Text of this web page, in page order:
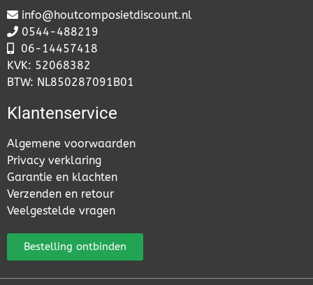
info@houtcomposietdiscount.nl
0544-488219
06- 14457418
KVK: 52068382
BTW: NL850287091B01
Klantenservice
Algemene voorwaarden
Privacy verklaring
Garantie en klachten
Verzenden en retour
Veelgestelde vragen
Bestelling ontbinden